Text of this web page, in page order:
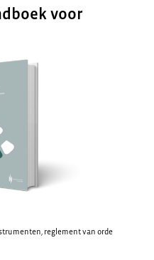
voor
, reglement van orde